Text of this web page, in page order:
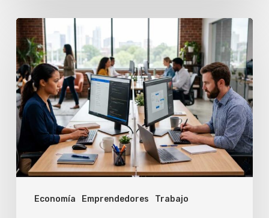
Economía Emprendedores Trabajo
futuro
del
trabajo
se
debate
en
una
nueva
edición